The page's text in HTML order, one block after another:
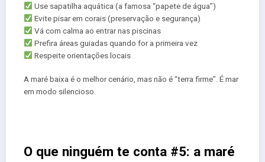
Use sapatilha aquática (a famosa “papete de água”)
Evite pisar em corais (preservação e segurança)
Vá com calma ao entrar nas piscinas
Prefira áreas guiadas quando for a primeira vez
Respeite orientações locais
A maré baixa é o melhor cenário, mas não é “terra firme”. É mar
em modo silencioso.
O que ninguém te conta #5: a maré